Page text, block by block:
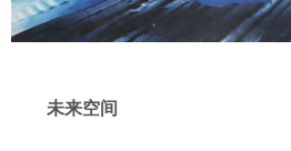
未来空间